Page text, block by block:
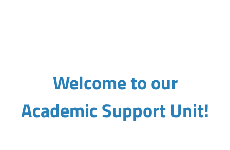
Welcome to our
Academic Support Unit!